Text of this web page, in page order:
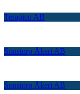
Terapico AB
Sonstorp Åkeri AB
Sonstorp Åkeri AB